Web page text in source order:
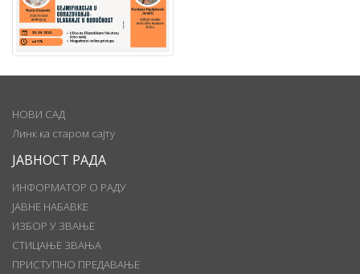
НОВИ САД
Линк ка старом сајту
ЈАВНОСТ РАДА
ИНФОРМАТОР О РАДУ
ЈАВНЕ НАБАВКЕ
ИЗБОР У ЗВАЊЕ
СТИЦАЊЕ ЗВАЊА
ПРИСТУПНО ПРЕДАВАЊЕ